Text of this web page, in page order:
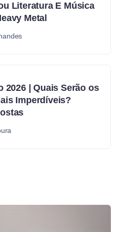
Literatura E Música
Metal
2026 | Quais Serão os
Imperdíveis?